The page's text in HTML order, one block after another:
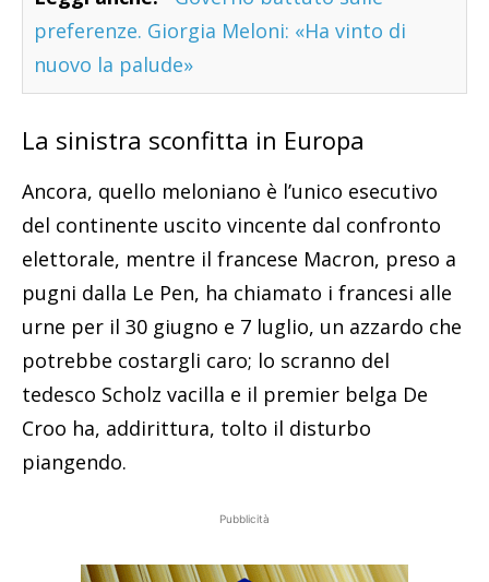
preferenze. Giorgia Meloni: «Ha vinto di
nuovo la palude»
La sinistra sconfitta in Europa
Ancora, quello meloniano è l’unico esecutivo
del continente uscito vincente dal confronto
elettorale, mentre il francese Macron, preso a
pugni dalla Le Pen, ha chiamato i francesi alle
urne per il 30 giugno e 7 luglio, un azzardo che
potrebbe costargli caro; lo scranno del
tedesco Scholz vacilla e il premier belga De
Croo ha, addirittura, tolto il disturbo
piangendo.
Pubblicità